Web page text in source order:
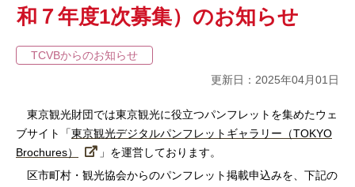
和７年度1次募集）のお知らせ
TCVBからのお知らせ
更新日：2025年04月01日
東京観光財団では東京観光に役立つパンフレットを集めたウェ
ブサイト「東京観光デジタルパンフレットギャラリー（TOKYO
Brochures）
」を運営しております。
区市町村・観光協会からのパンフレット掲載申込みを、下記の